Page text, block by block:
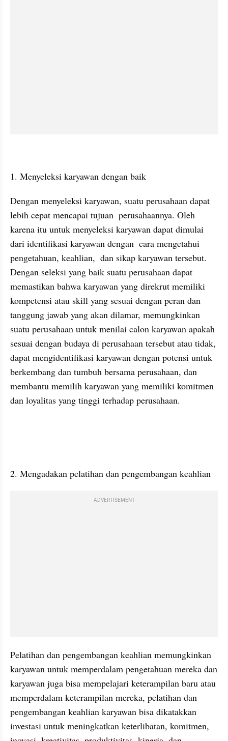
1. Menyeleksi karyawan dengan baik
Dengan menyeleksi karyawan, suatu perusahaan dapat
lebih cepat mencapai tujuan  perusahaannya. Oleh
karena itu untuk menyeleksi karyawan dapat dimulai
dari identifikasi karyawan dengan  cara mengetahui
pengetahuan, keahlian,  dan sikap karyawan tersebut.
Dengan seleksi yang baik suatu perusahaan dapat
memastikan bahwa karyawan yang direkrut memiliki
kompetensi atau skill yang sesuai dengan peran dan
tanggung jawab yang akan dilamar, memungkinkan
suatu perusahaan untuk menilai calon karyawan apakah
sesuai dengan budaya di perusahaan tersebut atau tidak,
dapat mengidentifikasi karyawan dengan potensi untuk
berkembang dan tumbuh bersama perusahaan, dan
membantu memilih karyawan yang memiliki komitmen
dan loyalitas yang tinggi terhadap perusahaan.
2. Mengadakan pelatihan dan pengembangan keahlian
ADVERTISEMENT
Pelatihan dan pengembangan keahlian memungkinkan
karyawan untuk memperdalam pengetahuan mereka dan
karyawan juga bisa mempelajari keterampilan baru atau
memperdalam keterampilan mereka, pelatihan dan
pengembangan keahlian karyawan bisa dikatakkan
investasi untuk meningkatkan keterlibatan, komitmen,